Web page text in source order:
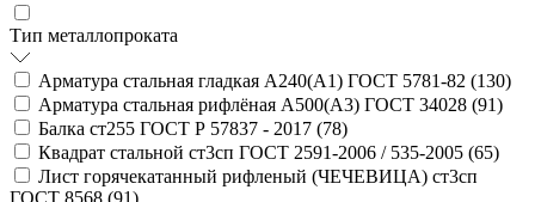
Тип металлопроката
Арматура стальная гладкая А240(А1) ГОСТ 5781-82 (130)
Арматура стальная рифлёная А500(А3) ГОСТ 34028 (91)
Балка ст255 ГОСТ Р 57837 - 2017 (78)
Квадрат стальной ст3сп ГОСТ 2591-2006 / 535-2005 (65)
Лист горячекатанный рифленый (ЧЕЧЕВИЦА) ст3сп
ГОСТ 8568 (91)